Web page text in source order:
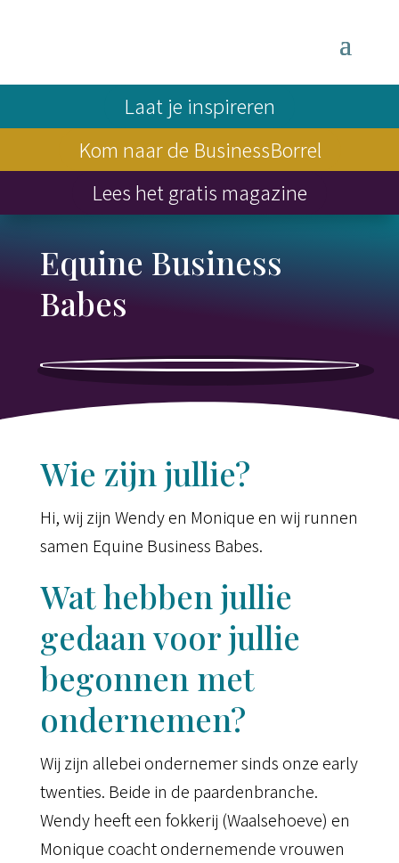
Laat je inspireren
Kom naar de BusinessBorrel
Lees het gratis magazine
Equine Business
Babes
Wie zijn jullie?
Hi, wij zijn Wendy en Monique en wij runnen
samen Equine Business Babes.
Wat hebben jullie
gedaan voor jullie
begonnen met
ondernemen?
Wij zijn allebei ondernemer sinds onze early
twenties. Beide in de paardenbranche.
Wendy heeft een fokkerij (Waalsehoeve) en
Monique coacht ondernemende vrouwen